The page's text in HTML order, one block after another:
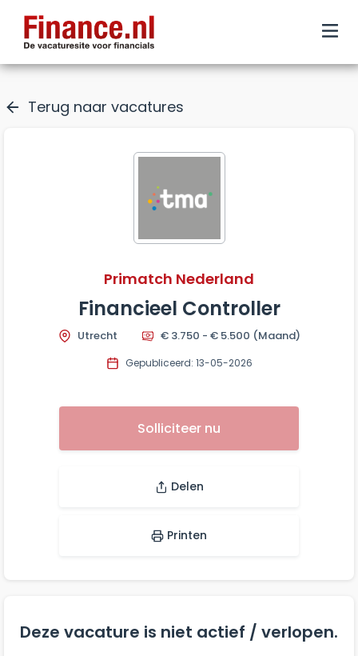
Terug naar vacatures
Primatch Nederland
Financieel Controller
Utrecht € 3.750 - € 5.500 (Maand)
Gepubliceerd: 13-05-2026
Solliciteer nu
Delen
Printen
Deze vacature is niet actief / verlopen.